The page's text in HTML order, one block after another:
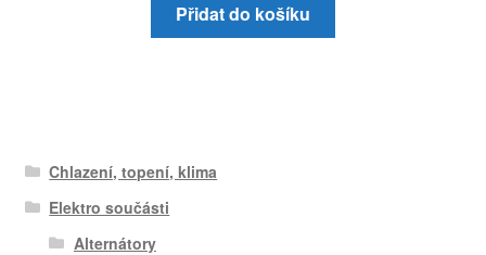
Přidat do košíku
Chlazení, topení, klima
Elektro součásti
Alternátory